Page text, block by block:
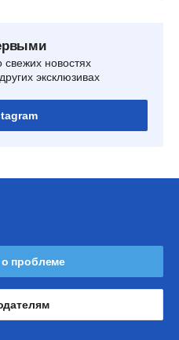
новостях
эксклюзивах
проблеме